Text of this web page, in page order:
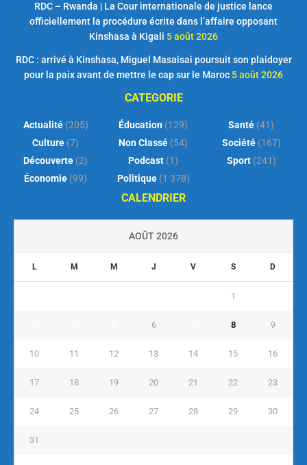
RDC – Rwanda | La Cour internationale de justice lance
officiellement la procédure écrite dans l’affaire opposant
Kinshasa à Kigali 5 août 2026
RDC : arrivé à Kinshasa, Miguel Masaisai poursuit son plaidoyer
pour la paix avant de mettre le cap sur le Maroc 5 août 2026
CATEGORIE
Actualité(205)
Culture (7)
Découverte (2)
Économie (99)
Éducation (129)
Non Classé (54)
Podcast (1)
Politique(1 378)
Santé (41)
Société(167)
Sport(241)
CALENDRIER
AOÛT 2026
L M M J V S D
1
6 8 9
10 11 12 13 14 15 16
17 18 19 20 21 22 23
24 25 26 27 28 29 30
31